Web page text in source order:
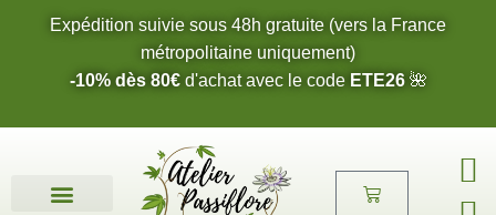
Expédition suivie sous 48h gratuite (vers la France
métropolitaine uniquement)
-10% dès 80€d'achat avec le code ETE26🌺